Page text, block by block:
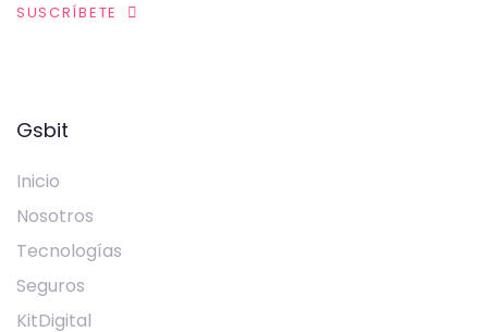
SUSCRÍBETE
Gsbit
Inicio
Nosotros
Tecnologías
Seguros
KitDigital